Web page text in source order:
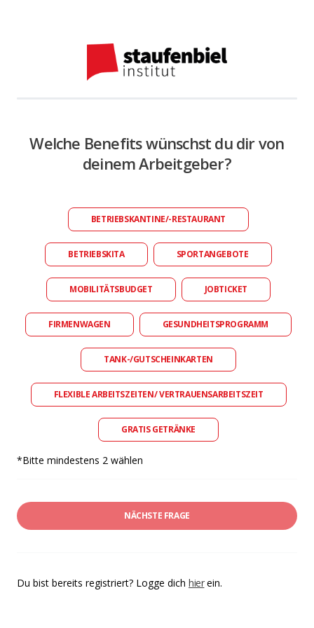
Welche Benefits wünschst du dir von
deinem Arbeitgeber?
BETRIEBSKANTINE/-RESTAURANT
BETRIEBSKITA SPORTANGEBOTE
MOBILITÄTSBUDGET JOBTICKET
FIRMENWAGEN GESUNDHEITSPROGRAMM
TANK-/GUTSCHEINKARTEN
FLEXIBLE ARBEITSZEITEN/ VERTRAUENSARBEITSZEIT
GRATIS GETRÄNKE
*Bitte mindestens 2 wählen
NÄCHSTE FRAGE
Du bist bereits registriert? Logge dich hierein.